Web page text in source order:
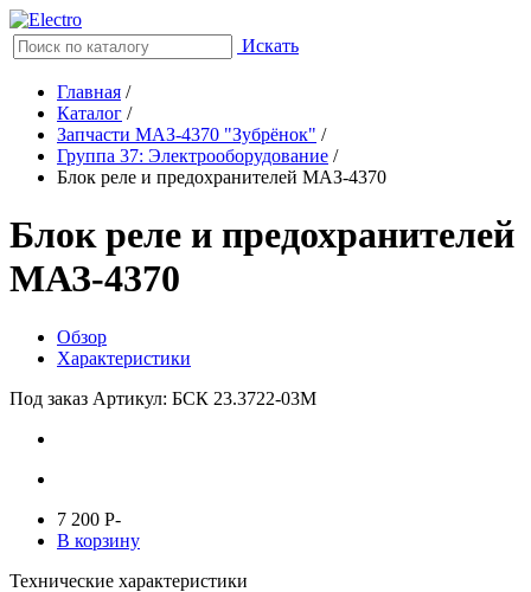
Искать
Главная /
Каталог /
Запчасти МАЗ-4370 "Зубрёнок" /
Группа 37: Электрооборудование /
Блок реле и предохранителей МАЗ-4370
Блок реле и предохранителей
МАЗ-4370
Обзор
Характеристики
Под заказ Артикул: БСК 23.3722-03М
7 200 P-
В корзину
Технические характеристики